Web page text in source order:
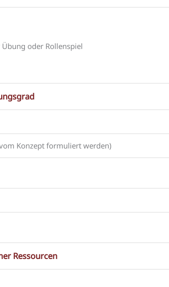
oder Rollenspiel
Konzept formuliert werden)
Ressourcen